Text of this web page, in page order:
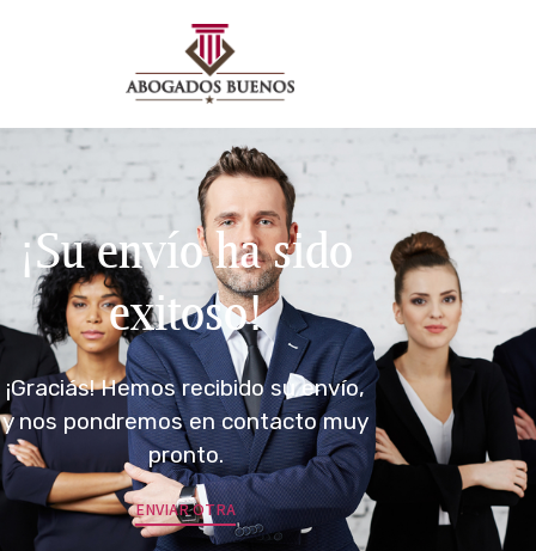
¡Su envío ha sido
exitoso!
¡Graciás! Hemos recibido su envío,
y nos pondremos en contacto muy
pronto.
ENVIAR OTRA